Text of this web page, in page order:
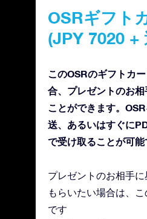
OSRギフト
(JPY 7020 +
このOSRのギフトカ
合、プレゼントのお
ことができます。
送、あるいはすぐに
で受け取ることが可能
プレゼントのお相手
もらいたい場合は、
です